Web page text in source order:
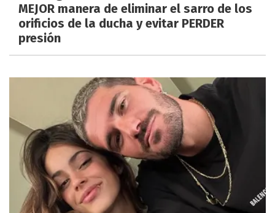
MEJOR manera de eliminar el sarro de los
orificios de la ducha y evitar PERDER
presión